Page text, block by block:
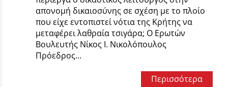
απονομή δικαιοσύνης σε σχέση με το πλοίο
που είχε εντοπιστεί νότια της Κρήτης να
μεταφέρει λαθραία τσιγάρα; Ο Ερωτών
Βουλευτής Νίκος Ι. Νικολόπουλος
Πρόεδρος...
Περισσότερα